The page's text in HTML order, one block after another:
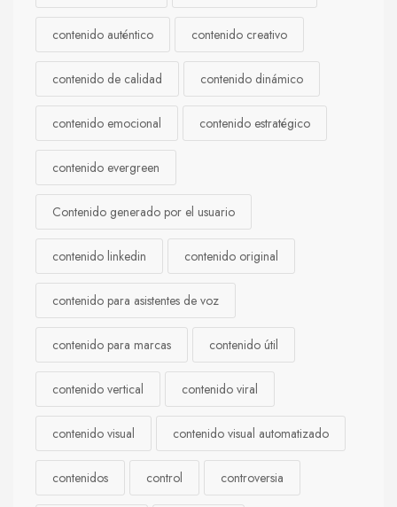
contenido auténtico contenido creativo
contenido de calidad contenido dinámico
contenido emocional contenido estratégico
contenido evergreen
Contenido generado por el usuario
contenido linkedin contenido original
contenido para asistentes de voz
contenido para marcas contenido útil
contenido vertical contenido viral
contenido visual contenido visual automatizado
contenidos control controversia